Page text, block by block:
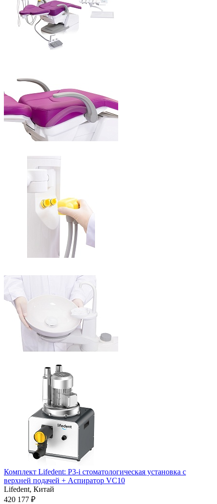
Комплект Lifedent: P3-i стоматологическая установка с
верхней подачей + Аспиратор VC10
Lifedent, Китай
420 177 ₽